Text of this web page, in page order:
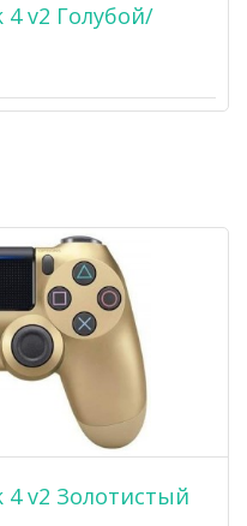
4 v2 Голубой/
4 v2 Золотистый